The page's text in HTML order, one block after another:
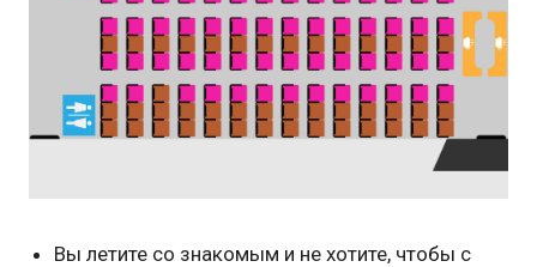
Вы летите со знакомым и не хотите, чтобы с